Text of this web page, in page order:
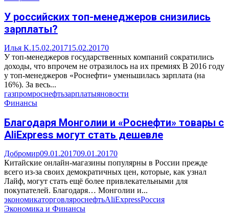
У российских топ-менеджеров снизились
зарплаты?
Илья К.15.02.201715.02.20170
У топ-менеджеров государственных компаний сократились
доходы, что впрочем не отразилось на их премиях В 2016 году
у топ-менеджеров «Роснефти» уменьшилась зарплата (на
16%). За весь...
газпромроснефтьзарплатыяновости
Финансы
Благодаря Монголии и «Роснефти» товары с
AliExpress могут стать дешевле
Добромир09.01.201709.01.20170
Китайские онлайн-магазины популярны в России прежде
всего из-за своих демократичных цен, которые, как узнал
Лайф, могут стать ещё более привлекательными для
покупателей. Благодаря… Монголии и...
экономикаторговляроснефтьAliExpressРоссия
Экономика и Финансы